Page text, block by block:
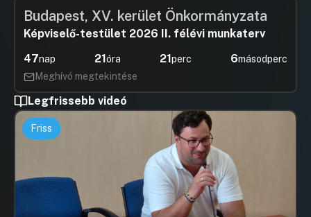
Budapest, XV. kerület Önkormányzata
Képviselő-testület 2026 II. félévi munkaterv
47nap 21óra 21perc 6másodperc
Meghívó megtekintése
Legfrissebb videó
Friss